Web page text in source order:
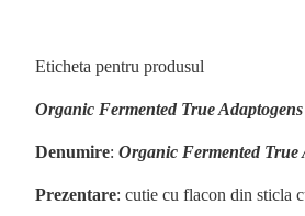
Eticheta pentru produsul
Organic Fermented True Adaptogens
Denumire: Organic Fermented True
Prezentare: cutie cu flacon din sticla